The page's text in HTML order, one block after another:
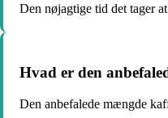
Den nøjagtige tid det tager
Hvad er den
Den anbefalede mængde